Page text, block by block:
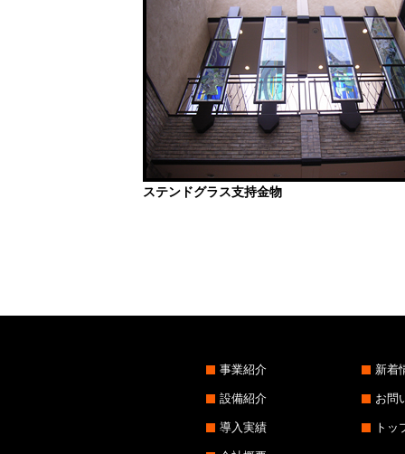
ステンドグラス支持金物
事業紹介
設備紹介
導入実績
新着
お問
トッ